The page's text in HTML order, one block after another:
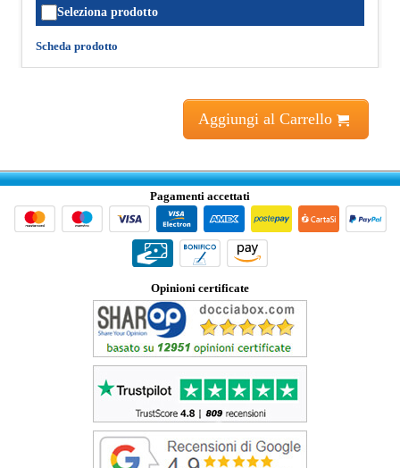
Seleziona prodotto
Scheda prodotto
Aggiungi al Carrello
Pagamenti accettati
Opinioni certificate